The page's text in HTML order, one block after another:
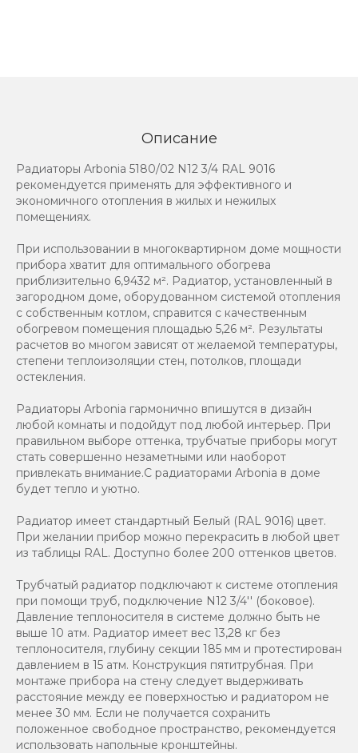
Описание
Радиаторы Arbonia 5180/02 N12 3/4 RAL 9016
рекомендуется применять для эффективного и
экономичного отопления в жилых и нежилых
помещениях.
При использовании в многоквартирном доме мощности
прибора хватит для оптимального обогрева
приблизительно 6,9432 м². Радиатор, установленный в
загородном доме, оборудованном системой отопления
с собственным котлом, справится с качественным
обогревом помещения площадью 5,26 м². Результаты
расчетов во многом зависят от желаемой температуры,
степени теплоизоляции стен, потолков, площади
остекления.
Радиаторы Arbonia гармонично впишутся в дизайн
любой комнаты и подойдут под любой интерьер. При
правильном выборе оттенка, трубчатые приборы могут
стать совершенно незаметными или наоборот
привлекать внимание.С радиаторами Аrbonia в доме
будет тепло и уютно.
Радиатор имеет стандартный Белый (RAL 9016) цвет.
При желании прибор можно перекрасить в любой цвет
из таблицы RAL. Доступно более 200 оттенков цветов.
Трубчатый радиатор подключают к системе отопления
при помощи труб, подключение N12 3/4'' (боковое).
Давление теплоносителя в системе должно быть не
выше 10 атм. Радиатор имеет вес 13,28 кг без
теплоносителя, глубину секции 185 мм и протестирован
давлением в 15 атм. Конструкция пятитрубная. При
монтаже прибора на стену следует выдерживать
расстояние между ее поверхностью и радиатором не
менее 30 мм. Если не получается сохранить
положенное свободное пространство, рекомендуется
использовать напольные кронштейны.